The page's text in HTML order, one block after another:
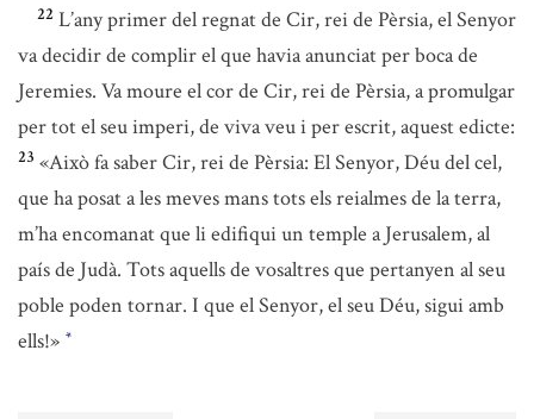
22 L’any primer del regnat de Cir, rei de Pèrsia, el Senyor
va decidir de complir el que havia anunciat per boca de
Jeremies. Va moure el cor de Cir, rei de Pèrsia, a promulgar
per tot el seu imperi, de viva veu i per escrit, aquest edicte:
23 «Això fa saber Cir, rei de Pèrsia: El Senyor, Déu del cel,
que ha posat a les meves mans tots els reialmes de la terra,
m’ha encomanat que li edifiqui un temple a Jerusalem, al
país de Judà. Tots aquells de vosaltres que pertanyen al seu
poble poden tornar. I que el Senyor, el seu Déu, sigui amb
ells!» *